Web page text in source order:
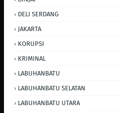
DELI SERDANG
JAKARTA
KORUPSI
KRIMINAL
LABUHANBATU
LABUHANBATU SELATAN
LABUHANBATU UTARA